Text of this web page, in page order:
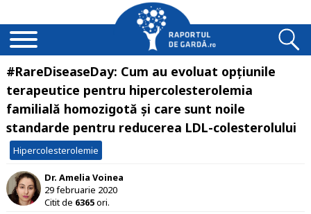
#RareDiseaseDay: Cum au evoluat opțiunile
terapeutice pentru hipercolesterolemia
familială homozigotă și care sunt noile
standarde pentru reducerea LDL-colesterolului
Hipercolesterolemie
Dr. Amelia Voinea
29 februarie 2020
Citit de 6365ori.